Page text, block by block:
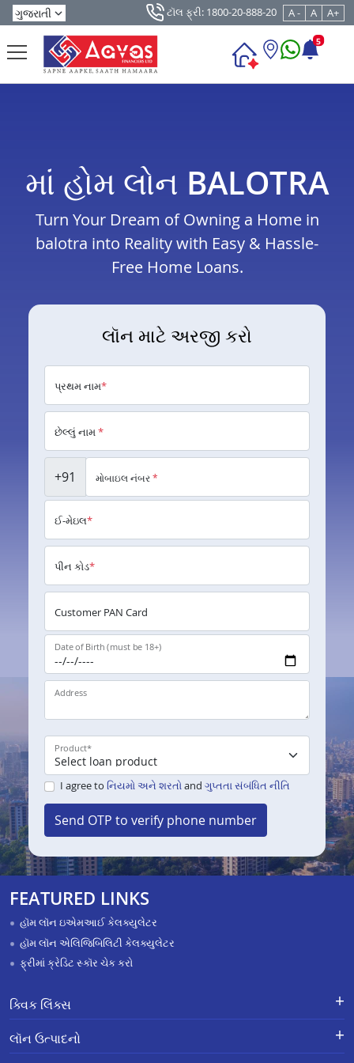
ટૉલ ફ્રી: 1800-20-888-20 A - A A+
5
માં હોમ લોન BALOTRA
Turn Your Dream of Owning a Home in
balotra into Reality with Easy & Hassle-
Free Home Loans.
લૉન માટે અરજી કરો
પ્રથમ નામ*
છેલ્લું નામ*
+91 મોબાઇલ નંબર*
ઈ-મેઇલ*
પીન કોડ*
Customer PAN Card
Date of Birth (must be 18+)
Address
Product*
I agree to નિયમો અને શરતોand ગુપ્તતા સંબંધિત નીતિ
Send OTP to verify phone number
FEATURED LINKS
હૉમ લૉન ઇએમઆઈ કેલક્યુલેટર
હૉમ લૉન એલિજિબિલિટી કેલક્યુલેટર
ફ્રીમાં ક્રેડિટ સ્કૉર ચેક કરો
ક્વિક લિંક્સ
લૉન માટે અરજી કરો
APR Calculator
લૉન ઉત્પાદનો